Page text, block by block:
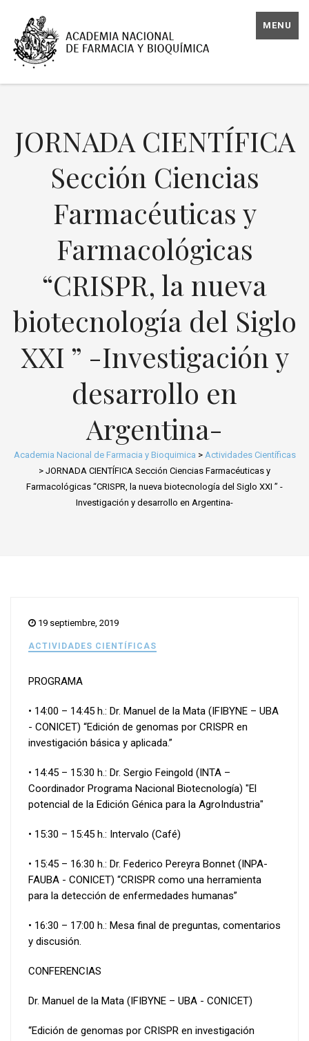
MENU
JORNADA CIENTÍFICA
Sección Ciencias
Farmacéuticas y
Farmacológicas
“CRISPR, la nueva
biotecnología del Siglo
XXI ” -Investigación y
desarrollo en
Argentina-
Academia Nacional de Farmacia y Bioquimica > Actividades Científicas
> JORNADA CIENTÍFICA Sección Ciencias Farmacéuticas y
Farmacológicas “CRISPR, la nueva biotecnología del Siglo XXI ” -
Investigación y desarrollo en Argentina-
19 septiembre, 2019
ACTIVIDADES CIENTÍFICAS
PROGRAMA
• 14:00 – 14:45 h.: Dr. Manuel de la Mata (IFIBYNE – UBA
- CONICET) “Edición de genomas por CRISPR en
investigación básica y aplicada.”
• 14:45 – 15:30 h.: Dr. Sergio Feingold (INTA –
Coordinador Programa Nacional Biotecnología) "El
potencial de la Edición Génica para la AgroIndustria"
• 15:30 – 15:45 h.: Intervalo (Café)
• 15:45 – 16:30 h.: Dr. Federico Pereyra Bonnet (INPA-
FAUBA - CONICET) “CRISPR como una herramienta
para la detección de enfermedades humanas”
• 16:30 – 17:00 h.: Mesa final de preguntas, comentarios
y discusión.
CONFERENCIAS
Dr. Manuel de la Mata (IFIBYNE – UBA - CONICET)
“Edición de genomas por CRISPR en investigación